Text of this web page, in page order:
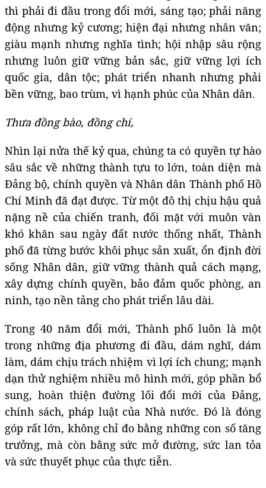
thì phải đi đầu trong đổi mới, sáng tạo; phải năng
động nhưng kỷ cương; hiện đại nhưng nhân văn;
giàu mạnh nhưng nghĩa tình; hội nhập sâu rộng
nhưng luôn giữ vững bản sắc, giữ vững lợi ích
quốc gia, dân tộc; phát triển nhanh nhưng phải
bền vững, bao trùm, vì hạnh phúc của Nhân dân.
Thưa đồng bào, đồng chí,
Nhìn lại nửa thế kỷ qua, chúng ta có quyền tự hào
sâu sắc về những thành tựu to lớn, toàn diện mà
Đảng bộ, chính quyền và Nhân dân Thành phố Hồ
Chí Minh đã đạt được. Từ một đô thị chịu hậu quả
nặng nề của chiến tranh, đối mặt với muôn vàn
khó khăn sau ngày đất nước thống nhất, Thành
phố đã từng bước khôi phục sản xuất, ổn định đời
sống Nhân dân, giữ vững thành quả cách mạng,
xây dựng chính quyền, bảo đảm quốc phòng, an
ninh, tạo nền tảng cho phát triển lâu dài.
Trong 40 năm đổi mới, Thành phố luôn là một
trong những địa phương đi đầu, dám nghĩ, dám
làm, dám chịu trách nhiệm vì lợi ích chung; mạnh
dạn thử nghiệm nhiều mô hình mới, góp phần bổ
sung, hoàn thiện đường lối đổi mới của Đảng,
chính sách, pháp luật của Nhà nước. Đó là đóng
góp rất lớn, không chỉ đo bằng những con số tăng
trưởng, mà còn bằng sức mở đường, sức lan tỏa
và sức thuyết phục của thực tiễn.